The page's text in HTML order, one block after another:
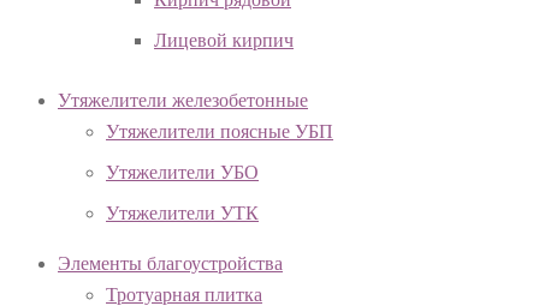
Лицевой кирпич
Утяжелители железобетонные
Утяжелители поясные УБП
Утяжелители УБО
Утяжелители УТК
Элементы благоустройства
Тротуарная плитка